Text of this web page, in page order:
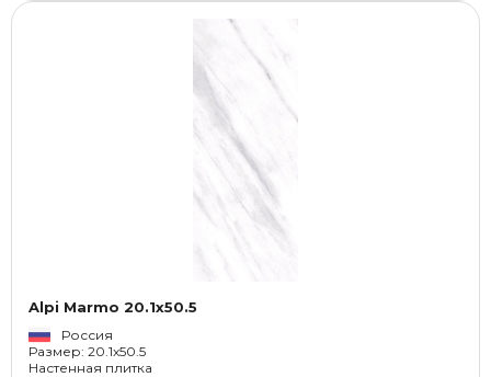
Alpi Marmo 20.1x50.5
Россия
Размер: 20.1x50.5
Настенная плитка